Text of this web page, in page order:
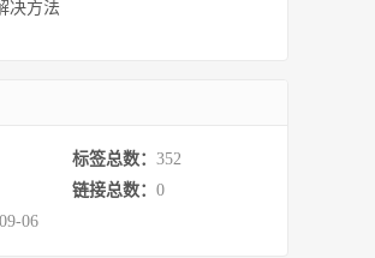
决方法
标签总数： 352
链接总数： 0
06